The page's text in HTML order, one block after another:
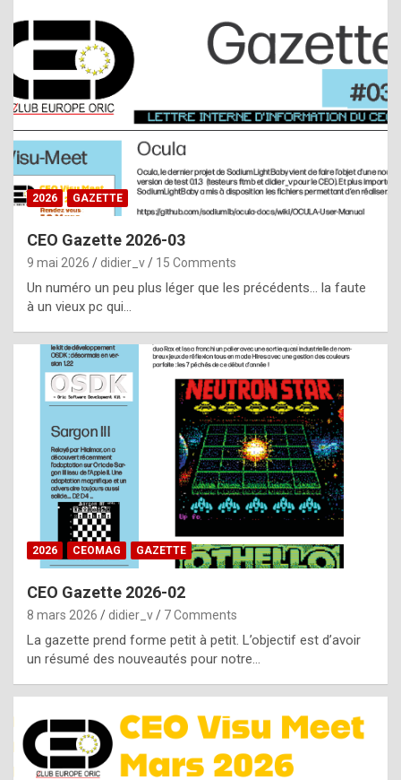
s
t
a
s
i
e
f
o
m
m
a
y
b
e
b
y
g
e
n
u
i
n
e
2026 GAZETTE
CEO Gazette 2026-03
9 mai 2026 didier_v 15 Comments
Un numéro un peu plus léger que les précédents… la faute
à un vieux pc qui…
2026 CEOMAG GAZETTE
CEO Gazette 2026-02
8 mars 2026 didier_v 7 Comments
La gazette prend forme petit à petit. L’objectif est d’avoir
un résumé des nouveautés pour notre…